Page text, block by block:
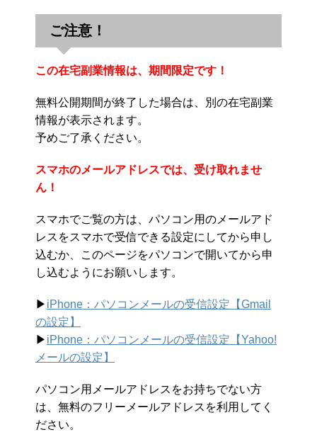
ご注意！
この在宅副業情報は、期間限定です！
無料公開期間が終了した場合は、別の在宅副業
情報が表示されます。
予めご了承ください。
スマホのメールアドレスでは、受け取れませ
ん！
スマホでご覧の方は、パソコン用のメールアド
レスをスマホで受信できる設定にしてから申し
込むか、このページをパソコンで開いてから申
し込むようにお願いします。
▶︎ iPhone：パソコンメールの受信設定【Gmail
の設定】
▶︎ iPhone：パソコンメールの受信設定【Yahoo!
メールの設定】
パソコン用メールアドレスをお持ちでない方
は、無料のフリーメールアドレスを利用してく
ださい。